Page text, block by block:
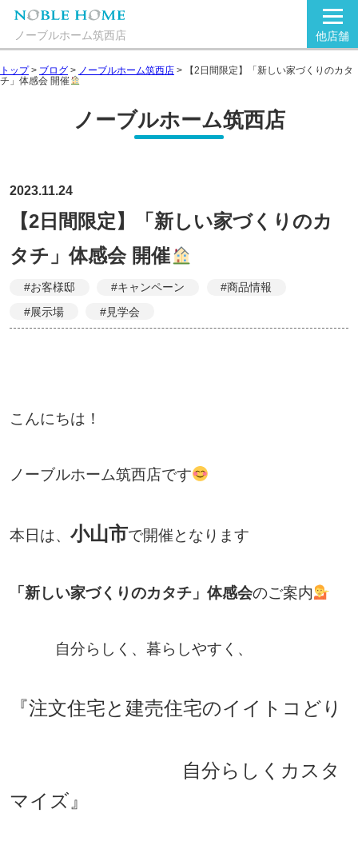
ノーブルホーム筑西店 他店舗
トップ> ブログ > ノーブルホーム筑西店 >
【2日間限定】「新しい家づくりのカタ
チ」体感会 開催
ノーブルホーム筑西店
2023.11.24
【2日間限定】「新しい家づくりのカ
タチ」体感会 開催
#お客様邸 #キャンペーン
#商品情報
#展示場
#見学会
こんにちは！
ノーブルホーム筑西店です
本日は、 小山市で開催となります
「 新しい家づくりのカタチ」体感会のご案内
自分らしく、暮らしやすく、
『注文住宅と建売住宅のイイトコどり
自分らしくカスタ
マイズ』